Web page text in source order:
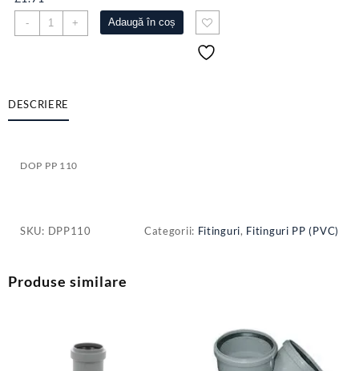
-
Cantitate
DOP
+ Adaugă în coș
DESCRIERE
DOP PP 110
SKU: DPP110 Categorii: Fitinguri, Fitinguri PP (PVC)
Produse similare